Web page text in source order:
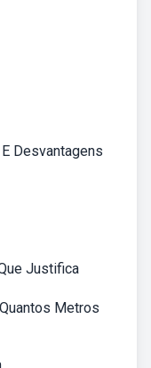
Desvantagens
Justifica
Metros